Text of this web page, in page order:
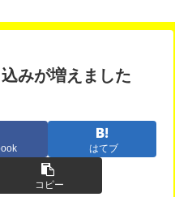
みが増えました
はてブ
コピー